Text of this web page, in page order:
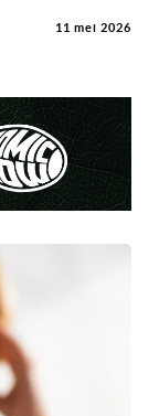
11 mei 2026